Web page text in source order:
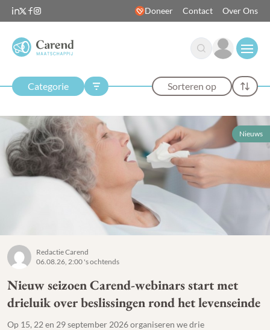
Doneer Contact Over Ons
Categorie Sorteren op
Nieuws
Redactie Carend
06.08.26, 2:00 's ochtends
Nieuw seizoen Carend-webinars start met
drieluik over beslissingen rond het levenseinde
Op 15, 22 en 29 september 2026 organiseren we drie